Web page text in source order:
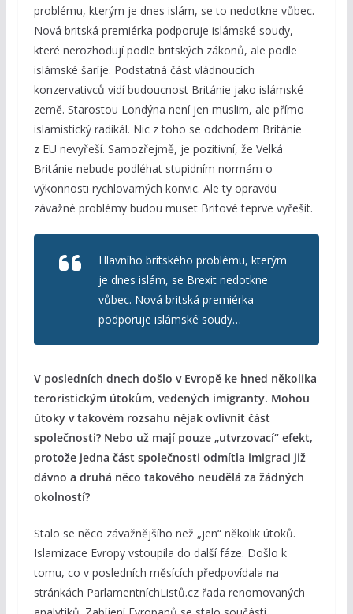
problému, kterým je dnes islám, se to nedotkne vůbec.
Nová britská premiérka podporuje islámské soudy,
které nerozhodují podle britských zákonů, ale podle
islámské šaríje. Podstatná část vládnoucích
konzervativců vidí budoucnost Británie jako islámské
země. Starostou Londýna není jen muslim, ale přímo
islamistický radikál. Nic z toho se odchodem Británie
z EU nevyřeší. Samozřejmě, je pozitivní, že Velká
Británie nebude podléhat stupidním normám o
výkonnosti rychlovarných konvic. Ale ty opravdu
závažné problémy budou muset Britové teprve vyřešit.
Hlavního britského problému, kterým
je dnes islám, se Brexit nedotkne
vůbec. Nová britská premiérka
podporuje islámské soudy…
V posledních dnech došlo v Evropě ke hned několika
teroristickým útokům, vedených imigranty. Mohou
útoky v takovém rozsahu nějak ovlivnit část
společnosti? Nebo už mají pouze „utvrzovací“ efekt,
protože jedna část společnosti odmítla imigraci již
dávno a druhá něco takového neudělá za žádných
okolností?
Stalo se něco závažnějšího než „jen“ několik útoků.
Islamizace Evropy vstoupila do další fáze. Došlo k
tomu, co v posledních měsících předpovídala na
stránkách ParlamentníchListů.cz řada renomovaných